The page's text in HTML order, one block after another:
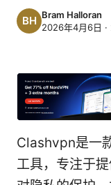
Bram Halloran
2026年4月6日 ·
Clashvpn是一
工具，专注于